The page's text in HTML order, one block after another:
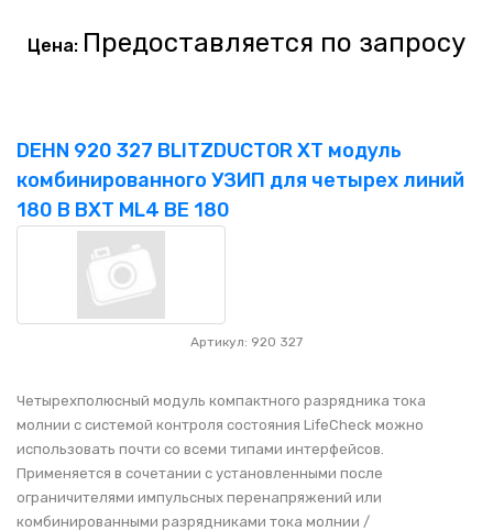
Цена: Предоставляется по запросу
DEHN 920 327 BLITZDUCTOR XT модуль
комбинированного УЗИП для четырех линий
180 В BXT ML4 BE 180
Артикул: 920 327
Четырехполюсный модуль компактного разрядника тока
молнии с системой контроля состояния LifeCheck можно
использовать почти со всеми типами интерфейсов.
Применяется в сочетании с установленными после
ограничителями импульсных перенапряжений или
комбинированными разрядниками тока молнии /